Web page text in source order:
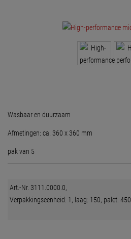
Wasbaar en duurzaam
Afmetingen: ca. 360 x 360 mm
pak van 5
Art.-Nr. 3111.0000.0,
Verpakkingseenheid: 1, laag: 150, palet: 450